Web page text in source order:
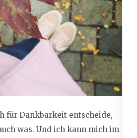
für Dankbarkeit entscheide,
was. Und ich kann mich im